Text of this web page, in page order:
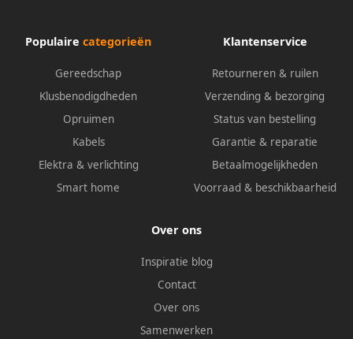
Populaire categorieën
Gereedschap
Klusbenodigdheden
Opruimen
Kabels
Elektra & verlichting
Smart home
Klantenservice
Retourneren & ruilen
Verzending & bezorging
Status van bestelling
Garantie & reparatie
Betaalmogelijkheden
Voorraad & beschikbaarheid
Over ons
Inspiratie blog
Contact
Over ons
Samenwerken